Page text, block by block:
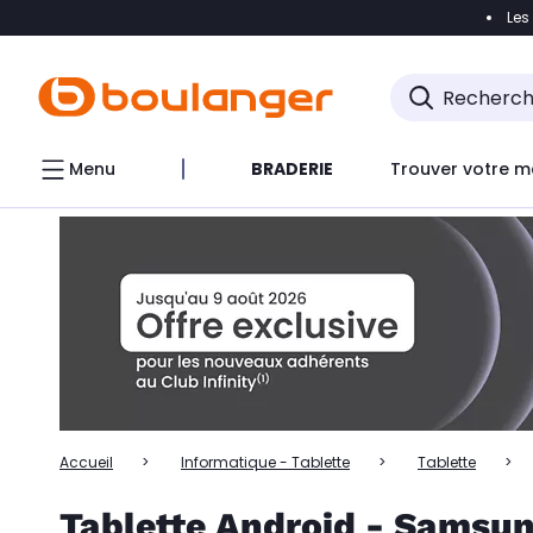
Accéder
Accéder directement au chatbot
Menu BRADERIE Trouver votre
Accueil Informatique - Tablette Tablette